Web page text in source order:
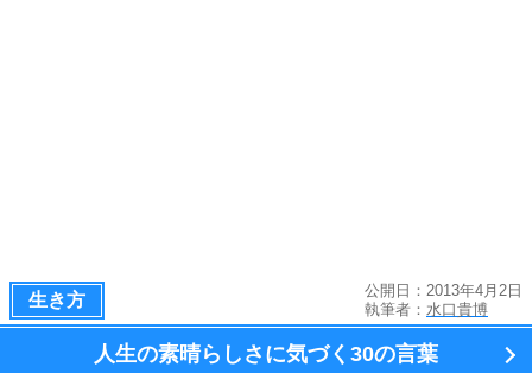
生き方
公開日：2013年4月2日
執筆者： 水口貴博
人生の素晴らしさに気づく 30の言葉